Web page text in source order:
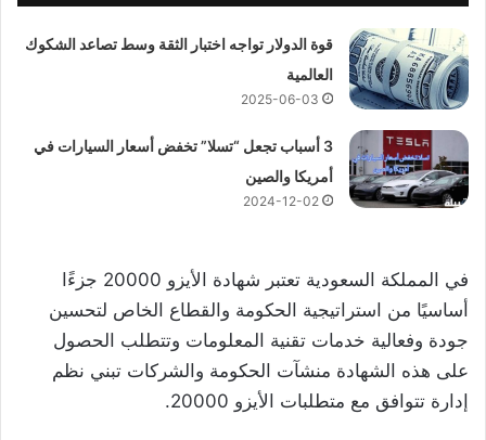
قوة الدولار تواجه اختبار الثقة وسط تصاعد الشكوك
العالمية
2025-06-03
3 أسباب تجعل “تسلا” تخفض أسعار السيارات في
أمريكا والصين
2024-12-02
في المملكة السعودية تعتبر شهادة الأيزو 20000 جزءًا
أساسيًا من استراتيجية الحكومة والقطاع الخاص لتحسين
جودة وفعالية خدمات تقنية المعلومات وتتطلب الحصول
على هذه الشهادة منشآت الحكومة والشركات تبني نظم
إدارة تتوافق مع متطلبات الأيزو 20000.